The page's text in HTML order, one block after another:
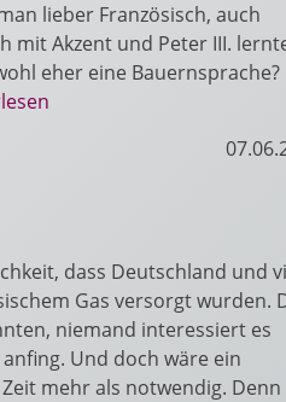
lieber Französisch, auch
mit Akzent und Peter III.
eher eine Bauernsprache?
dass Deutschland und
Gas versorgt wurden.
niemand interessiert es
Und doch wäre ein
mehr als notwendig. Denn